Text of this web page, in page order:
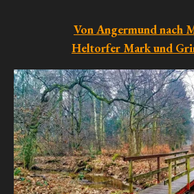
Von Angermund nach
Heltorfer Mark und